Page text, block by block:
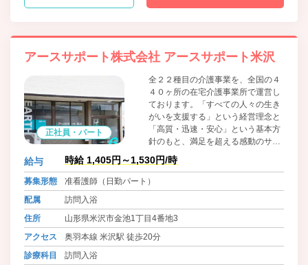
アースサポート株式会社 アースサポート米沢
正社員・パート
全２２種目の介護事業を、全国の４
４０ヶ所の在宅介護事業所で運営し
ております。「すべての人々の生き
がいを支援する」という経営理念と
「高質・迅速・安心」という基本方
針のもと、満足を超える感動のサー
ビスをご提供します。
給与 時給 1,405円～1,530円/時
募集形態
准看護師（日勤パート）
配属
訪問入浴
住所
山形県米沢市金池1丁目4番地3
アクセス
奥羽本線 米沢駅 徒歩20分
診療科目
訪問入浴